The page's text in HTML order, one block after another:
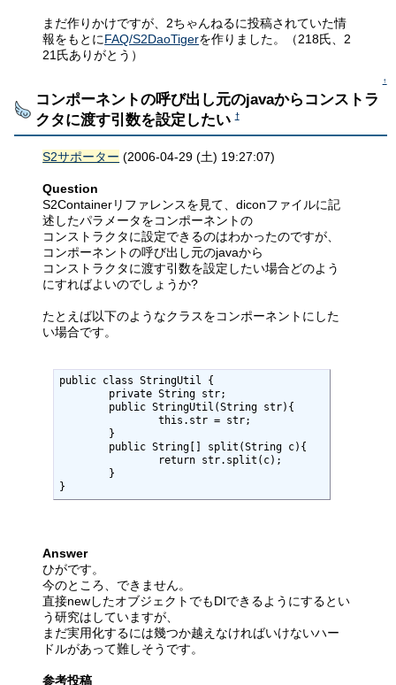
まだ作りかけですが、2ちゃんねるに投稿されていた情
報をもとにFAQ/S2DaoTigerを作りました。（218氏、2
21氏ありがとう）
↑
コンポーネントの呼び出し元のjavaからコンストラ
クタに渡す引数を設定したい †
S2サポーター (2006-04-29 (土) 19:27:07)
Question
S2Containerリファレンスを見て、diconファイルに記
述したパラメータをコンポーネントの
コンストラクタに設定できるのはわかったのですが、
コンポーネントの呼び出し元のjavaから
コンストラクタに渡す引数を設定したい場合どのよう
にすればよいのでしょうか?
たとえば以下のようなクラスをコンポーネントにした
い場合です。
public class StringUtil {
}
Answer
ひがです。
今のところ、できません。
直接newしたオブジェクトでもDIできるようにするとい
う研究はしていますが、
まだ実用化するには幾つか越えなければいけないハー
ドルがあって難しそうです。
参考投稿